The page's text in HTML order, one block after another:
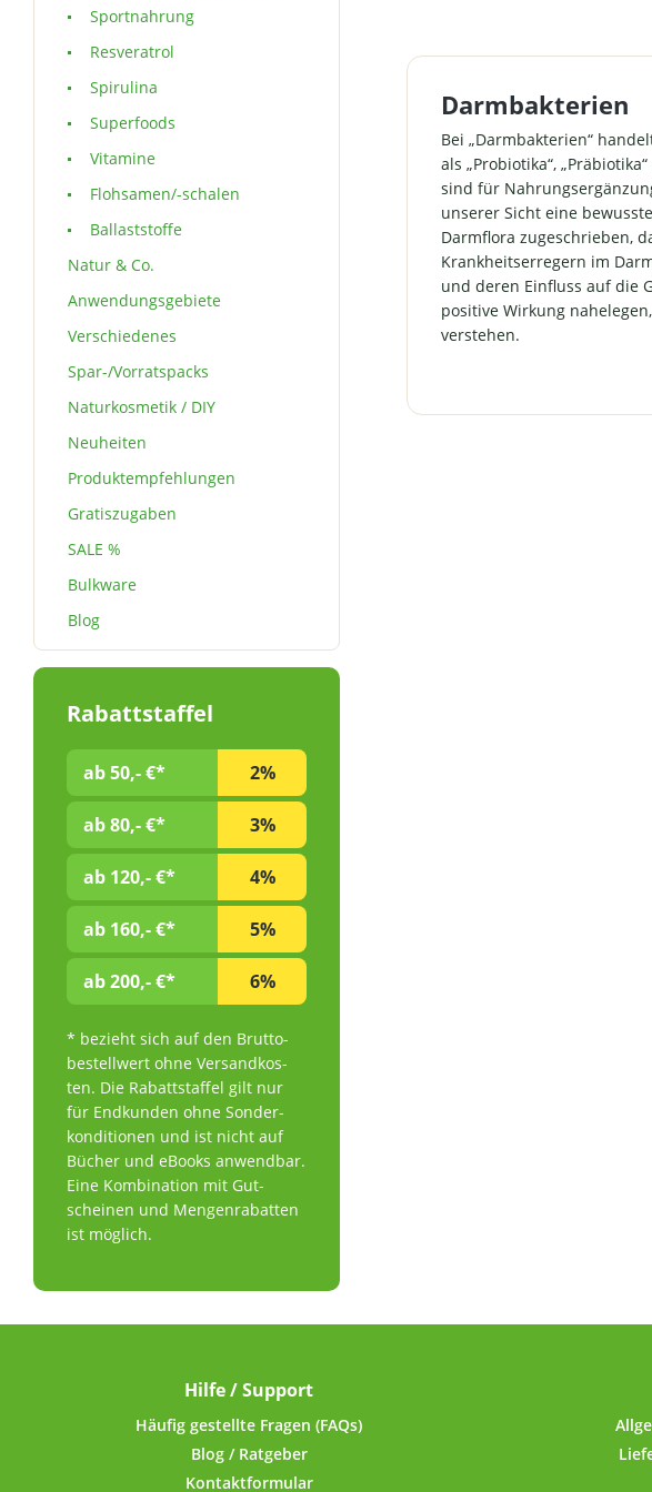
Sportnahrung
Resveratrol
Spirulina
Superfoods
Vitamine
Flohsamen/-schalen
Ballaststoffe
Natur & Co.
Anwendungsgebiete
Verschiedenes
Spar-/Vorratspacks
Naturkosmetik / DIY
Neuheiten
Produktempfehlungen
Gratiszugaben
SALE %
Bulkware
Blog
Rabattstaffel
ab 50,- €* 2%
ab 80,- €* 3%
ab 120,- €* 4%
ab 160,- €* 5%
ab 200,- €* 6%
* bezieht sich auf den Brutto­
bestell­wert ohne Ver­sand­kos­
ten. Die Rabattstaffel gilt nur
für End­kun­den ohne Son­der­
kon­di­ti­onen und ist nicht auf
Bücher und eBooks an­wend­bar.
Eine Kom­bi­na­tion mit Gut­
scheinen und Mengenrabatten
ist möglich.
hochwertigen
Höchste Produktqualität
Bakterienkulturen
Wir verwenden in diesem
weder kritische, noch
oder "exotische"
sondern ausschließlich
erforschte Kulturen. Als
für Bakterien wird häufig
eingesetzt, was für
Fructoseintoleranz jedoch
Bifidobakterien besser als
billigen Produkten
Jahreszeit höheren
Letzteres trifft typischerweise
auf Ware aus Asien zu, die
Darmbakterien
Bei „Darmbakterien“
als „Probiotika“,
sind für
unserer Sicht eine
Darmflora zugeschrieben,
Krankheitserregern im
und deren Einfluss auf die
positive Wirkung
verstehen.
Hilfe / Support
Häufig gestellte Fragen (FAQs)
Blog / Ratgeber
Kontaktformular